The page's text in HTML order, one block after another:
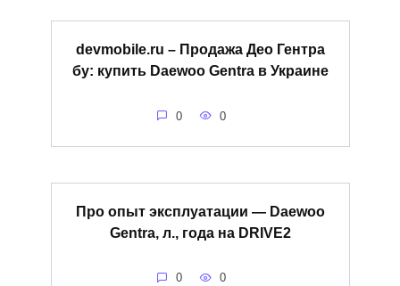
devmobile.ru – Продажа Део Гентра
бу: купить Daewoo Gentra в Украине
0 0
Про опыт эксплуатации — Daewoo
Gentra, л., года на DRIVE2
0 0